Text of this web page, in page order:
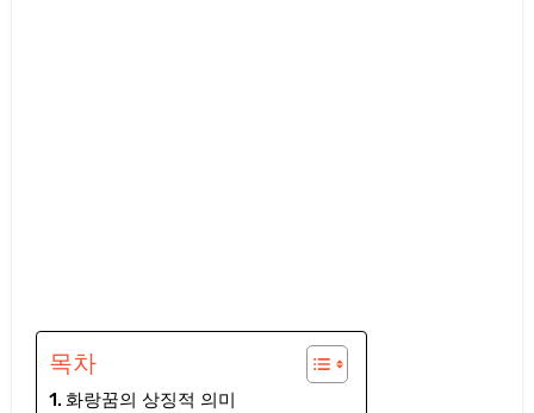
목차
화랑꿈의 상징적 의미